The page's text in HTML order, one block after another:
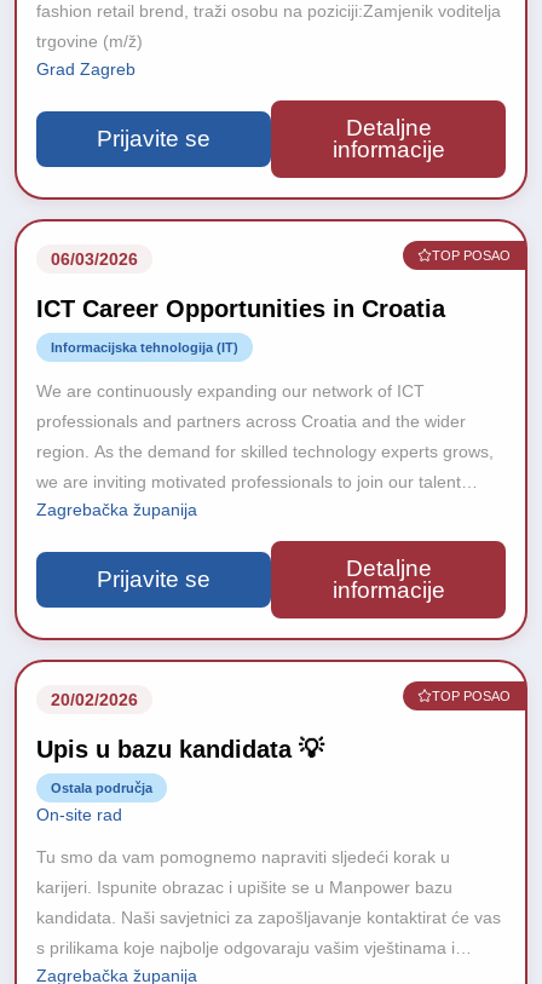
fashion retail brend, traži osobu na poziciji:Zamjenik voditelja
trgovine (m/ž)
Grad Zagreb
Prijavite se
Detaljne
informacije
06/03/2026 TOP POSAO
ICT Career Opportunities in Croatia
Informacijska tehnologija (IT)
We are continuously expanding our network of ICT
professionals and partners across Croatia and the wider
region. As the demand for skilled technology experts grows,
we are inviting motivated professionals to join our talent
database and stay connected with upcoming career
Zagrebačka županija
Prijavite se
Detaljne
informacije
20/02/2026 TOP POSAO
Upis u bazu kandidata 💡
Ostala područja
On-site rad
Tu smo da vam pomognemo napraviti sljedeći korak u
karijeri. Ispunite obrazac i upišite se u Manpower bazu
kandidata. Naši savjetnici za zapošljavanje kontaktirat će vas
s prilikama koje najbolje odgovaraju vašim vještinama i
iskustvu. Zašto se upisati u bazu?
Zagrebačka županija